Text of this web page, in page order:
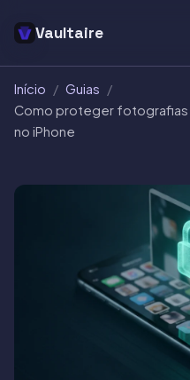
Vaultaire
Início / Guias /
Como proteger fotografias
no iPhone